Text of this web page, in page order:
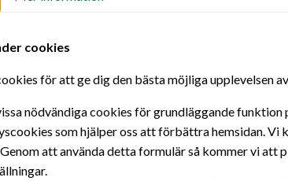
find what you're looking for there!
cookies
för att ge dig den bästa möjliga upplevelsen
nödvändiga cookies för grundläggande funktion
som hjälper oss att förbättra hemsidan. Vi
att använda detta formulär så kommer vi att